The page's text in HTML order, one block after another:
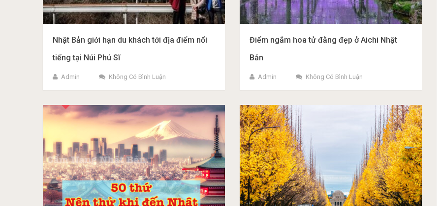
Nhật Bản giới hạn du khách tới địa điểm nổi
tiếng tại Núi Phú Sĩ
Admin Không Có Bình Luận
Điểm ngắm hoa tử đằng đẹp ở Aichi Nhật
Bản
Admin Không Có Bình Luận